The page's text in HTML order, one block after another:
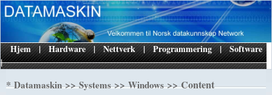
|
Hjem | Hardware | Nettverk | Programmering | Software
*Datamaskin>>Systems>>Windows>> Content